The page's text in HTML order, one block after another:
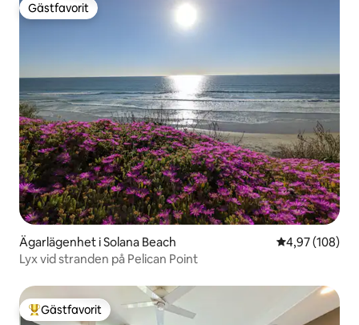
Gästfavorit
Gästfavorit
Ägarlägenhet i Solana Beach 4,97 av 5 i
4,97 (108)
Lyx vid stranden på Pelican Point
Populär gästfavorit
Gästfavorit